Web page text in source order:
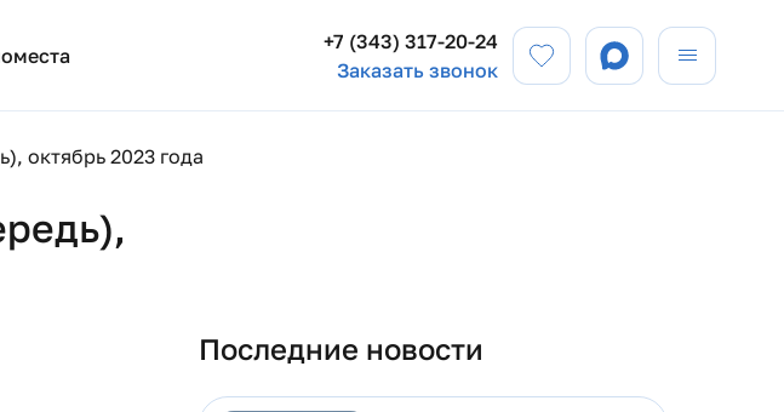
Заказать звонок
+7 (343) 317-20-24
октябрь 2023 года
Последние новости